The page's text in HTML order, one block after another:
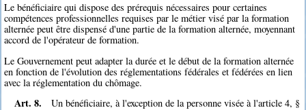
Le bénéficiaire qui dispose des prérequis nécessaires pour certaines
compétences professionnelles requises par le métier visé par la formation
alternée peut être dispensé d'une partie de la formation alternée, moyennant
accord de l'opérateur de formation.
Le Gouvernement peut adapter la durée et le début de la formation alternée
en fonction de l'évolution des réglementations fédérales et fédérées en lien
avec la réglementation du chômage.
Art. 8.
Un bénéficiaire, à l'exception de la personne visée à l'article 4, §